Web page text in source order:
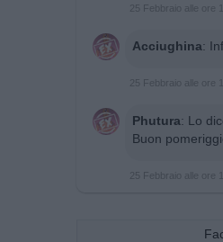
25 Febbraio alle ore
Acciughina:
25 Febbraio alle ore
Phutura: Lo
Buon
25 Febbraio alle ore